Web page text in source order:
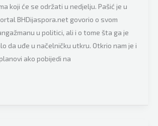
koji će se održati u nedjelju. Pašić je u
BHDijaspora.net govorio o svom
u politici, ali i o tome šta ga je
da uđe u načelničku utkru. Otkrio nam je i
ako pobijedi na